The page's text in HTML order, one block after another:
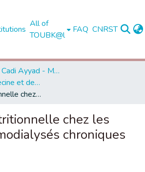
All of
TOUBK@l
FAQ CNRST
Université Cadi Ayyad - Marrakech
Faculté de Médecine et de Pharmacie - Marrakech
Enquête nutritionnelle chez les patients hémodialysés chroniques
chez les
chroniques